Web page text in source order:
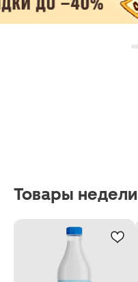
Товары недели